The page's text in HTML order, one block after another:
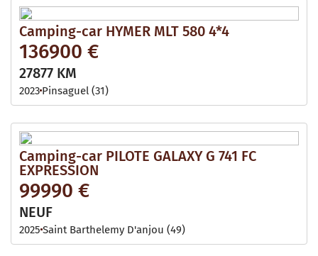
Camping-car HYMER MLT 580 4*4
136900 €
27877 KM
2023 Pinsaguel (31)
Camping-car PILOTE GALAXY G 741 FC
EXPRESSION
99990 €
NEUF
2025 Saint Barthelemy D'anjou (49)